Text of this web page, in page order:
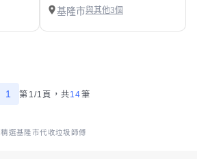
基隆市與其他3個
1 第1/1頁， 共14筆
精選基隆市代收垃圾師傅